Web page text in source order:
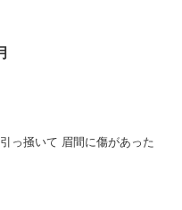
っ掻いて 眉間に傷があった